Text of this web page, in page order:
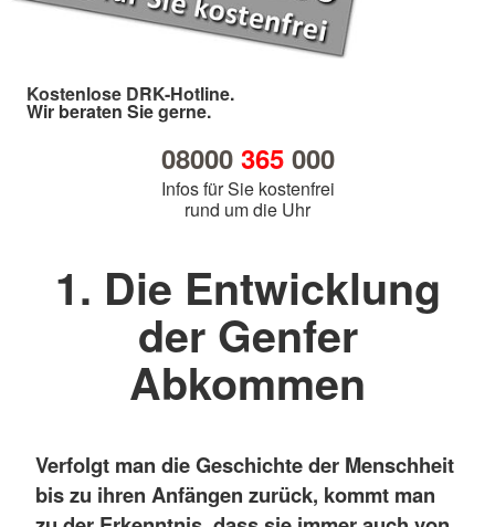
Kostenlose DRK-Hotline.
Wir beraten Sie gerne.
08000 365000
Infos für Sie kostenfrei
rund um die Uhr
1. Die Entwicklung
der Genfer
Abkommen
Verfolgt man die Geschichte der Menschheit
bis zu ihren Anfängen zurück, kommt man